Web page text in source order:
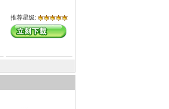
推荐星级: